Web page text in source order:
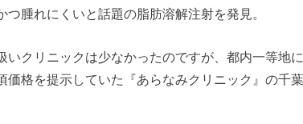
つ腫れにくいと話題の脂肪溶解注射を発見。
いクリニックは少なかったのですが、都内一等地
価格を提示していた『あらなみクリニック』の千